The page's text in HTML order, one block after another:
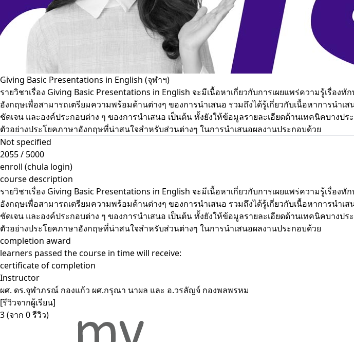
Giving Basic Presentations in English (จุฬาฯ)
รายวิชาเรื่อง Giving Basic Presentations in English จะมีเนื้อหาเกี่ยวกับการเผยแพร่ความรู้เรื่อ
อังกฤษเพื่อสามารถเตรียมความพร้อมด้านต่างๆ ของการนำเสนอ รวมถึงได้รู้เกี่ยวกับเนื้อหาการนำ
ชัดเจน และองค์ประกอบต่าง ๆ ของการนำเสนอ เป็นต้น ทั้งยังให้ข้อมูลรายละเอียดด้านเทคนิคบาง
ตัวอย่างประโยคภาษาอังกฤษที่น่าสนใจสำหรับส่วนต่างๆ ในการนำเสนอผลงานประกอบด้วย
Not specified
2055 / 5000
enroll (chula login)
course description
รายวิชาเรื่อง Giving Basic Presentations in English จะมีเนื้อหาเกี่ยวกับการเผยแพร่ความรู้เรื่อ
อังกฤษเพื่อสามารถเตรียมความพร้อมด้านต่างๆ ของการนำเสนอ รวมถึงได้รู้เกี่ยวกับเนื้อหาการนำ
ชัดเจน และองค์ประกอบต่าง ๆ ของการนำเสนอ เป็นต้น ทั้งยังให้ข้อมูลรายละเอียดด้านเทคนิคบาง
ตัวอย่างประโยคภาษาอังกฤษที่น่าสนใจสำหรับส่วนต่างๆ ในการนำเสนอผลงานประกอบด้วย
completion award
learners passed the course in time will receive:
certificate of completion
Instructor
ผศ. ดร.จุฬาภรณ์ กองแก้ว ผศ.กรุณา นาผล และ อ.วรลัญจ์ กองพลพรหม
[รีวิวจากผู้เรียน]
3(จาก 0 รีวิว)